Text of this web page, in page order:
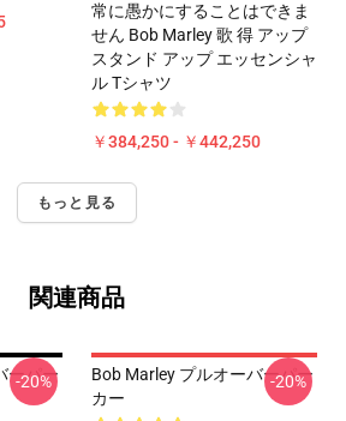
常に愚かにすることはできま
せん Bob Marley 歌 得 アップ
スタンド アップ エッセンシャ
ル Tシャツ
￥384,250 - ￥442,250
もっと見る
関連商品
ーパー
-20%
Bob Marley プルオーバーパー
カー
-20%